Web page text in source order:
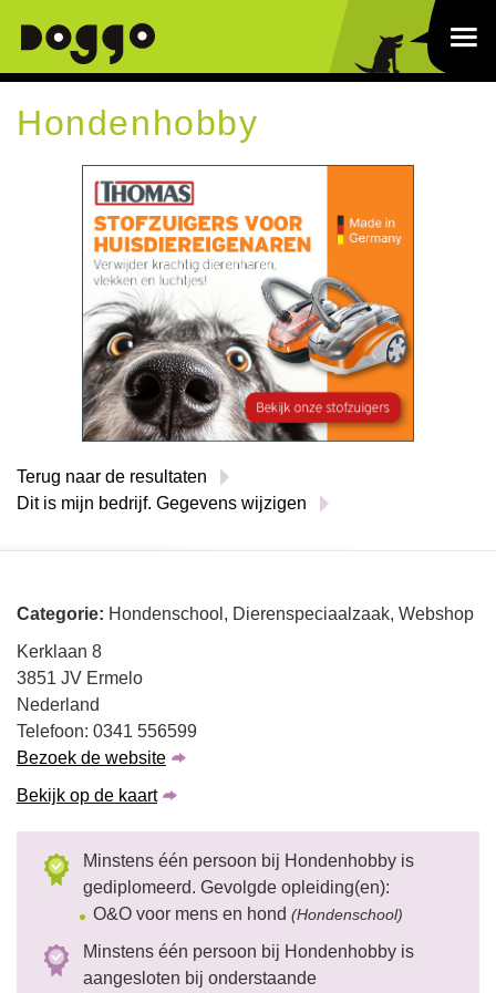
Hondenhobby
Terug naar de resultaten
Dit is mijn bedrijf. Gegevens wijzigen
Categorie: Hondenschool, Dierenspeciaalzaak, Webshop
Kerklaan 8
3851 JV Ermelo
Nederland
Telefoon: 0341 556599
Bezoek de website
Bekijk op de kaart
Minstens één persoon bij Hondenhobby is
gediplomeerd. Gevolgde opleiding(en):
O&O voor mens en hond (Hondenschool)
Minstens één persoon bij Hondenhobby is
aangesloten bij onderstaande